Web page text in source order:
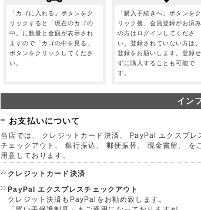
「カゴに入れる」ボタンをク
リックすると「現在のカゴの
中」に数量と金額が表示され
ますので「カゴの中を見る」
ボタンをクリックしてくださ
い。
「購入手続きへ」ボタンをク
リック後、会員登録がお済み
の方はログインしてくださ
い。登録されていない方は、
登録をお願いします。登録せ
ずに購入することも可能で
す。
イン
お支払いについて
当店では、 クレジットカード決済、 PayPal エクスプレ
チェックアウト、 銀行振込、 郵便振替、 現金書留、 を
用意しております。
クレジットカード決済
PayPal エクスプレスチェックアウト
クレジット決済もPayPalをお勧め致します。